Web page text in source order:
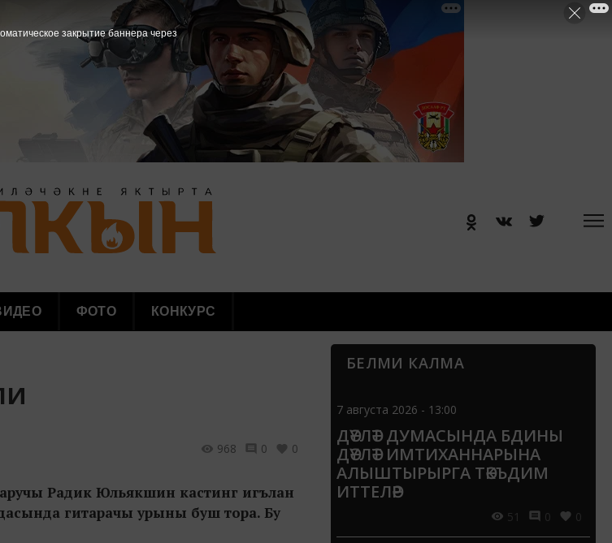
ФОТО КОНКУРС
968 0 0
Радик Юльякшин кастинг игълан
гитарачы урыны буш тора. Бу
БЕЛМИ КАЛМА
7 августа 2026 - 13:00
ДӘҮЛӘТ ДУМАСЫНДА БДИНЫ
ДӘҮЛӘТ ИМТИХАННАРЫНА
АЛЫШТЫРЫРГА ТӘКЪДИМ
ИТТЕЛӘР
51 0 0
закрытие баннера через